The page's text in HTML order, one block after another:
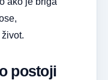
postoji